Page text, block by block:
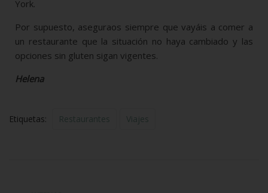
York.
Por supuesto, aseguraos siempre que vayáis a comer a
un restaurante que la situación no haya cambiado y las
opciones sin gluten sigan vigentes.
Helena
Etiquetas: Restaurantes Viajes